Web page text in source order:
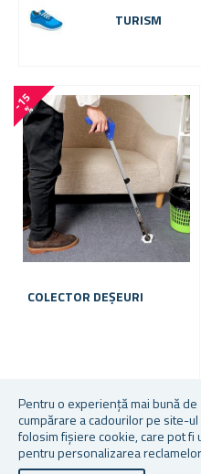
Pentru o experiență mai bună de
cumpărare a cadourilor pe site-
folosim fișiere cookie, care pot fi
pentru personalizarea reclamelor
TURISM
-
1
5
%
COLECTOR DEȘEURI
35,41 lei
În stoc